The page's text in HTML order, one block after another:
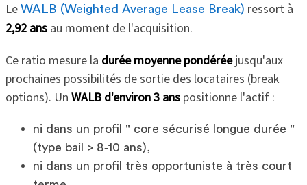
Le WALB (Weighted Average Lease Break) ressort à
2,92 ansau moment de l'acquisition.
Ce ratio mesure la durée moyenne pondéréejusqu'aux
prochaines possibilités de sortie des locataires (break
options). Un WALB d'environ 3 anspositionne l'actif :
ni dans un profil " core sécurisé longue durée "
(type bail > 8‑10 ans),
ni dans un profil très opportuniste à très court